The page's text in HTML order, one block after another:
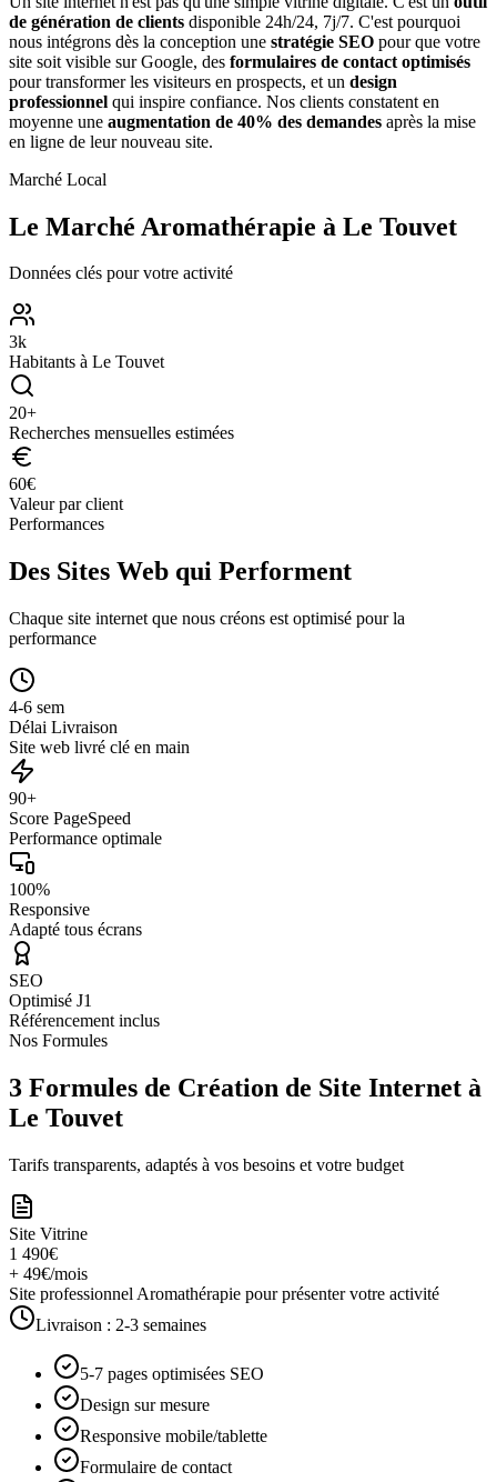
de génération de clients disponible 24h/24, 7j/7. C'est pourquoi
nous intégrons dès la conception une stratégie SEO pour que votre
site soit visible sur Google, des formulaires de contact optimisés
pour transformer les visiteurs en prospects, et un design
professionnel qui inspire confiance. Nos clients constatent en
moyenne une augmentation de 40% des demandes après la mise
en ligne de leur nouveau site.
Marché Local
Le Marché Aromathérapie à Le Touvet
Données clés pour votre activité
3k
Habitants à Le Touvet
20+
Recherches mensuelles estimées
60€
Valeur par client
Performances
Des Sites Web qui Performent
Chaque site internet que nous créons est optimisé pour la
performance
4-6 sem
Délai Livraison
Site web livré clé en main
90+
Score PageSpeed
Performance optimale
100%
Responsive
Adapté tous écrans
SEO
Optimisé J1
Référencement inclus
Nos Formules
3 Formules de Création de Site Internet à
Le Touvet
Tarifs transparents, adaptés à vos besoins et votre budget
Site Vitrine
1 490€
+ 49€/mois
Site professionnel Aromathérapie pour présenter votre activité
Livraison : 2-3 semaines
5-7 pages optimisées SEO
Design sur mesure
Responsive mobile/tablette
Formulaire de contact